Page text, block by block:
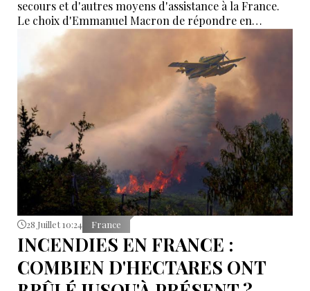
secours et d'autres moyens d'assistance à la France.
Le choix d'Emmanuel Macron de répondre en
allemand a eu une portée symbolique.
28 Juillet 10:24 France
INCENDIES EN FRANCE :
COMBIEN D'HECTARES ONT